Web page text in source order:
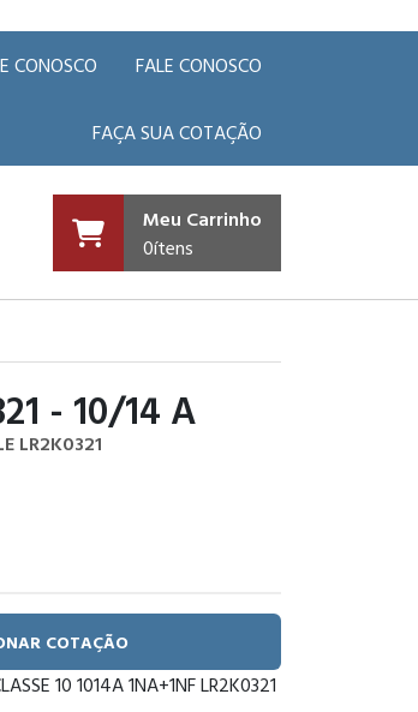
CONOSCO FALE CONOSCO
FAÇA SUA COTAÇÃO
Meu Carrinho
0ítens
- 10/14 A
LR2K0321
COTAÇÃO
10 1014A 1NA+1NF LR2K0321